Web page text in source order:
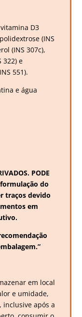
D3
(INS
(INS 307c),
322) e
551).
e água
PODE
formulação do
traços devido
em
em local
e umidade,
inclusive após a